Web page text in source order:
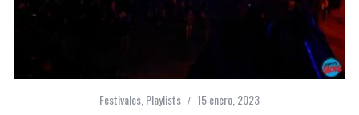
Festivales Playlists 15 enero, 2023